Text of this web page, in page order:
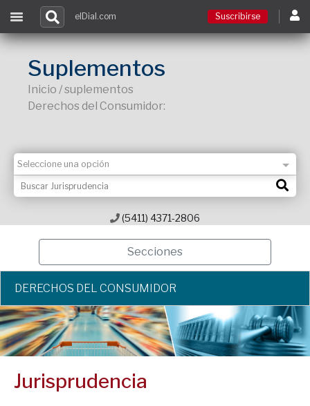
elDial.com Suscribirse
Suplementos
Inicio / suplementos
Derechos del Consumidor:
(5411) 4371-2806
Secciones
DERECHOS DEL CONSUMIDOR
Jurisprudencia